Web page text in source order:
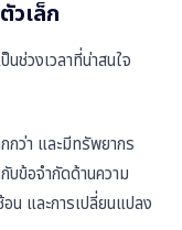
วเล็ก
ช่วงเวลาที่น่าสนใจ
กว่า และมีทรัพยากร
บข้อจำกัดด้านความ
น และการเปลี่ยนแปลง